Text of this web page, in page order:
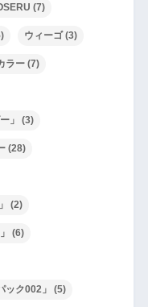
(7)
ウィーゴ(3)
ラー(7)
」 (3)
(28)
(2)
(6)
ク002」 (5)